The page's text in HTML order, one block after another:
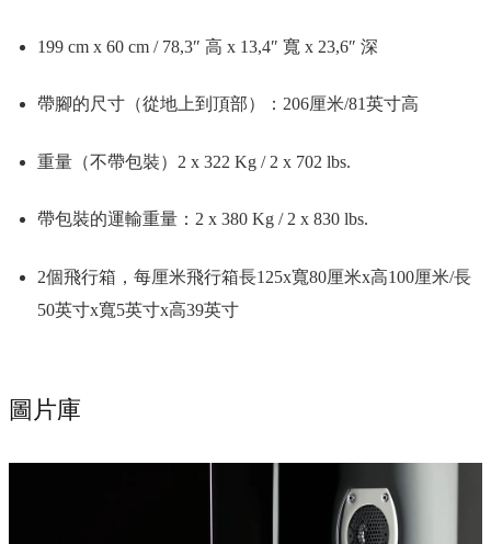
199 cm x 60 cm / 78,3″ 高 x 13,4″ 寬 x 23,6″ 深
帶腳的尺寸（從地上到頂部）：206厘米/81英寸高
重量（不帶包裝）2 x 322 Kg / 2 x 702 lbs.
帶包裝的運輸重量：2 x 380 Kg / 2 x 830 lbs.
2個飛行箱，每厘米飛行箱長125x寬80厘米x高100厘米/長
50英寸x寬5英寸x高39英寸
圖片庫